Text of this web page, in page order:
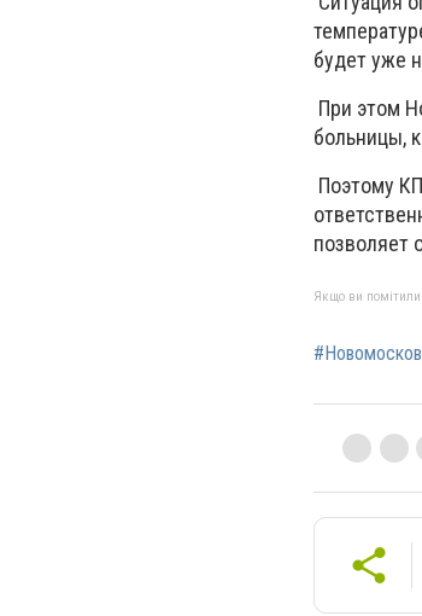
будет уже
При этом
больницы,
Поэтому
позволяет
Якщо ви помітили